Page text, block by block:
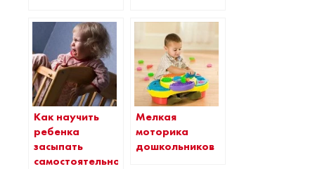
Как научить
ребенка
засыпать
самостоятельно
Мелкая
моторика
дошкольников